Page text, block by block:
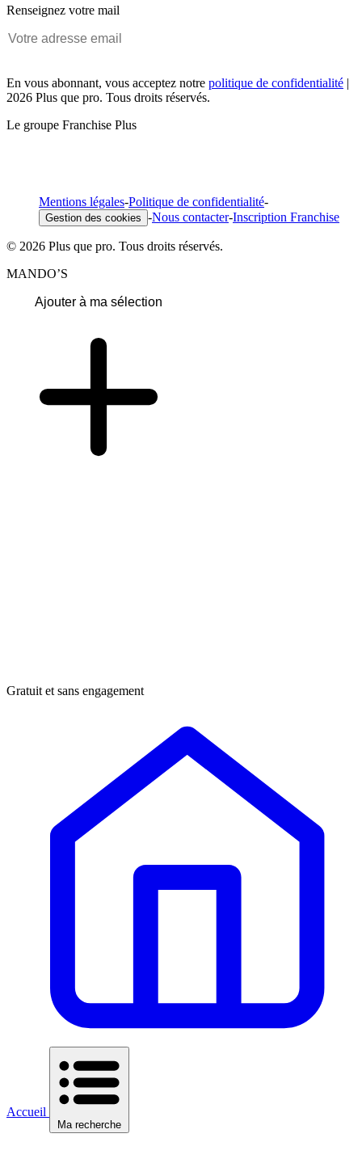
Renseignez votre mail
En vous abonnant, vous acceptez notre politique de confidentialité |
2026 Plus que pro. Tous droits réservés.
Le groupe Franchise Plus
Mentions légales-Politique de confidentialité-
Gestion des cookies -Nous contacter-Inscription Franchise
© 2026 Plus que pro. Tous droits réservés.
MANDO’S
Ajouter à ma sélection
Gratuit et sans engagement
Accueil
Ma recherche